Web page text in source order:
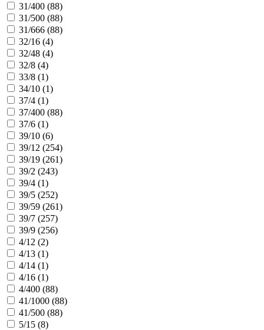
31/400 (88)
31/500 (88)
31/666 (88)
32/16 (4)
32/48 (4)
32/8 (4)
33/8 (1)
34/10 (1)
37/4 (1)
37/400 (88)
37/6 (1)
39/10 (6)
39/12 (254)
39/19 (261)
39/2 (243)
39/4 (1)
39/5 (252)
39/59 (261)
39/7 (257)
39/9 (256)
4/12 (2)
4/13 (1)
4/14 (1)
4/16 (1)
4/400 (88)
41/1000 (88)
41/500 (88)
5/15 (8)